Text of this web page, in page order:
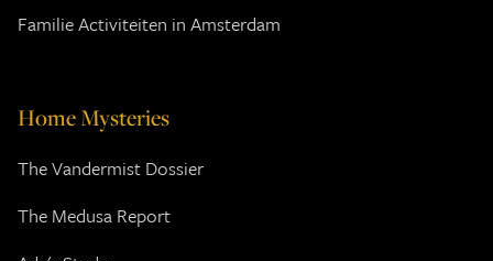
Familie Activiteiten in Amsterdam
Home Mysteries
The Vandermist Dossier
The Medusa Report